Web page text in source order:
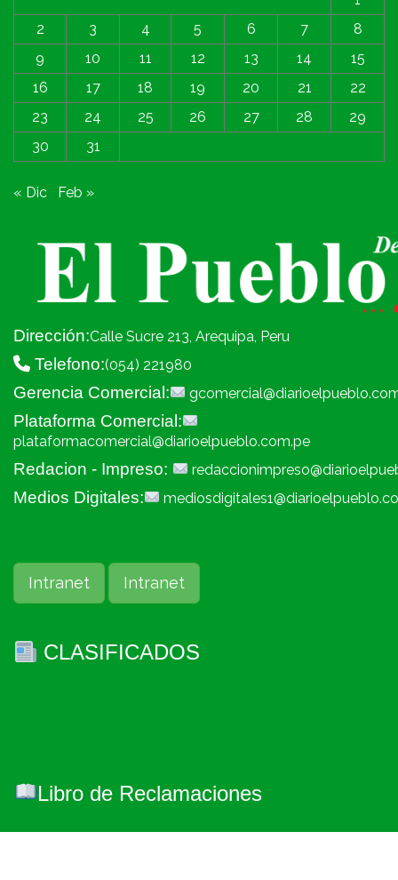
2
3 4 5 6 7
8
9
10 11 12 13 14
15
16
17 18 19 20 21
22
23
24 25 26 27 28
29
30
31
« Dic Feb »
Dirección:Calle Sucre 213, Arequipa, Peru
Telefono:(054) 221980
Gerencia Comercial:
Plataforma Comercial:
plataformacomercial@diarioelpueblo.com.pe
Redacion - Impreso:
Medios Digitales:
Intranet Intranet
CLASIFICADOS
Libro de Reclamaciones